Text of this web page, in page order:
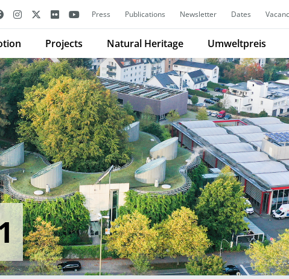
Press Publications Newsletter Dates
Projects Natural Heritage Umweltpreis